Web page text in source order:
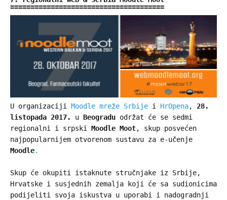
U organizaciji Moodle mreže Srbije i HrOpena, 28.
listopada 2017.
u Beogradu održat će se sedmi
regionalni i srpski Moodle Moot, skup posvećen
najpopularnijem otvorenom sustavu za e-učenje
Moodle.
Skup će okupiti istaknute stručnjake iz Srbije,
Hrvatske i susjednih zemalja koji će sa sudionicima
podijeliti svoja iskustva u uporabi i nadogradnji